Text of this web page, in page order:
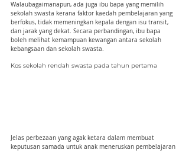
Walaubagaimanapun, ada juga ibu bapa yang memilih
sekolah swasta kerana faktor kaedah pembelajaran yang
berfokus, tidak memeningkan kepala dengan isu transit,
dan jarak yang dekat. Secara perbandingan, ibu bapa
boleh melihat kemampuan kewangan antara sekolah
kebangsaan dan sekolah swasta.
Kos sekolah rendah swasta pada tahun pertama
Jelas perbezaan yang agak ketara dalam membuat
keputusan samada untuk anak meneruskan pembelajaran